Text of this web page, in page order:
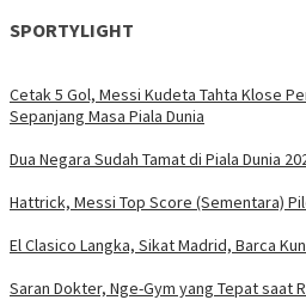
SPORTYLIGHT
Cetak 5 Gol, Messi Kudeta Tahta Klose
Sepanjang Masa Piala Dunia
Dua Negara Sudah Tamat di Piala Dunia
Hattrick, Messi Top Score (Sementara)
El Clasico Langka, Sikat Madrid, Barca
Saran Dokter, Nge-Gym yang Tepat saat